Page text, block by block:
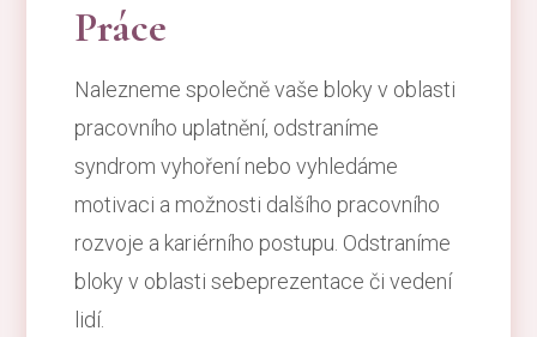
Práce
Nalezneme společně vaše bloky v oblasti
pracovního uplatnění, odstraníme
syndrom vyhoření nebo vyhledáme
motivaci a možnosti dalšího pracovního
rozvoje a kariérního postupu. Odstraníme
bloky v oblasti sebeprezentace či vedení
lidí.